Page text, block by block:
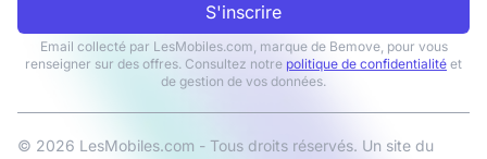
S'inscrire
Email collecté par LesMobiles.com, marque de Bemove, pour vous
renseigner sur des offres. Consultez notre politique de confidentialité et
de gestion de vos données.
© 2026 LesMobiles.com - Tous droits réservés. Un site du